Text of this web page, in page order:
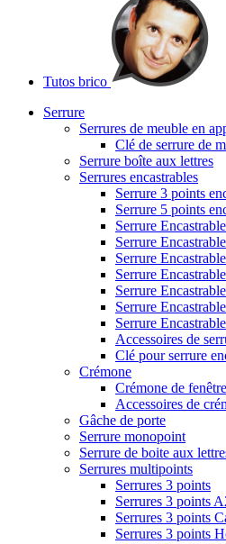
Tutos brico
Serrure
Serrures de meuble en
Clé de serrure de
Serrure boîte aux lettres
Serrures encastrables
Serrure 3 points
Serrure 5 points
Serrure
Serrure
Serrure
Serrure
Serrure
Serrure
Serrure
Accessoires de
Clé pour serrure
Crémone
Crémone de fenêtre
Accessoires de
Gâche de porte
Serrure monopoint
Serrure de boite aux
Serrures multipoints
Serrures 3 points
Serrures 3 points
Serrures 3 points
Serrures 3 points